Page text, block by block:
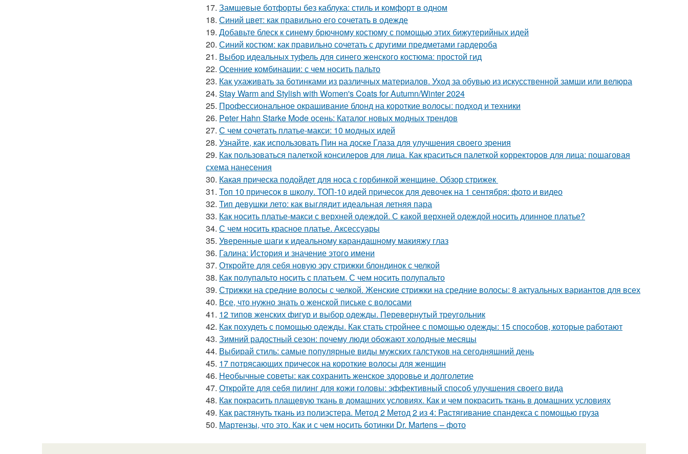
17. Замшевые ботфорты без каблука: стиль и комфорт в одном
18. Синий цвет: как правильно его сочетать в одежде
19. Добавьте блеск к синему брючному костюму с помощью этих бижутерийных идей
20. Синий костюм: как правильно сочетать с другими предметами гардероба
21. Выбор идеальных туфель для синего женского костюма: простой гид
22. Осенние комбинации: с чем носить пальто
23. Как ухаживать за ботинками из различных материалов. Уход за обувью из искусственной замши или велюра
24. Stay Warm and Stylish with Women's Coats for Autumn/Winter 2024
25. Профессиональное окрашивание блонд на короткие волосы: подход и техники
26. Peter Hahn Starke Mode осень: Каталог новых модных трендов
27. С чем сочетать платье-макси: 10 модных идей
28. Узнайте, как использовать Пин на доске Глаза для улучшения своего зрения
29. Как пользоваться палеткой консилеров для лица. Как краситься палеткой корректоров для лица: пошаговая
схема нанесения
30. Какая прическа подойдет для носа с горбинкой женщине. Обзор стрижек
31. Топ 10 причесок в школу. ТОП-10 идей причесок для девочек на 1 сентября: фото и видео
32. Тип девушки лето: как выглядит идеальная летняя пара
33. Как носить платье-макси с верхней одеждой. С какой верхней одеждой носить длинное платье?
34. С чем носить красное платье. Аксессуары
35. Уверенные шаги к идеальному карандашному макияжу глаз
36. Галина: История и значение этого имени
37. Откройте для себя новую эру стрижки блондинок с челкой
38. Как полупальто носить с платьем. С чем носить полупальто
39. Стрижки на средние волосы с челкой. Женские стрижки на средние волосы: 8 актуальных вариантов для всех
40. Все, что нужно знать о женской письке с волосами
41. 12 типов женских фигур и выбор одежды. Перевернутый треугольник
42. Как похудеть с помощью одежды. Как стать стройнее с помощью одежды: 15 способов, которые работают
43. Зимний радостный сезон: почему люди обожают холодные месяцы
44. Выбирай стиль: самые популярные виды мужских галстуков на сегодняшний день
45. 17 потрясающих причесок на короткие волосы для женщин
46. Необычные советы: как сохранить женское здоровье и долголетие
47. Откройте для себя пилинг для кожи головы: эффективный способ улучшения своего вида
48. Как покрасить плащевую ткань в домашних условиях. Как и чем покрасить ткань в домашних условиях
49. Как растянуть ткань из полиэстера. Метод 2 Метод 2 из 4: Растягивание спандекса с помощью груза
50. Мартензы, что это. Как и с чем носить ботинки Dr. Martens – фото